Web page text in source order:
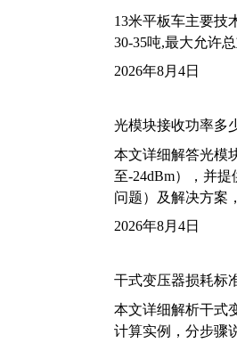
13米平板车主要技
30-35吨,最大允许
2026年8月4日
光模块接收功率多
本文详细解答光模
至-24dBm），并
问题）及解决方案
2026年8月4日
干式变压器损耗标
本文详细解析干式
计算实例，分步骤